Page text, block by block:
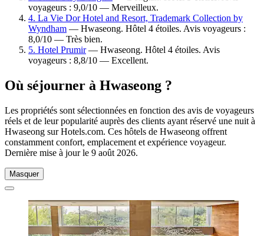
voyageurs : 9,0/10 — Merveilleux.
4. La Vie Dor Hotel and Resort, Trademark Collection by
Wyndham — Hwaseong. Hôtel 4 étoiles. Avis voyageurs :
8,0/10 — Très bien.
5. Hotel Prumir— Hwaseong. Hôtel 4 étoiles. Avis
voyageurs : 8,8/10 — Excellent.
Où séjourner à Hwaseong ?
Les propriétés sont sélectionnées en fonction des avis de voyageurs
réels et de leur popularité auprès des clients ayant réservé une nuit à
Hwaseong sur Hotels.com. Ces hôtels de Hwaseong offrent
constamment confort, emplacement et expérience voyageur.
Dernière mise à jour le 9 août 2026.
Masquer